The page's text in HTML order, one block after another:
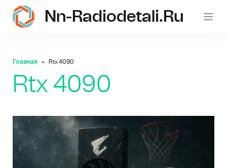
Nn-Radiodetali.ru
Главная Rtx 4090
Rtx 4090